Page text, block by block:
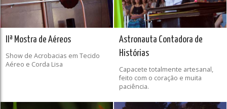
IIª Mostra de Aéreos
Show de Acrobacias em Tecido
Aéreo e Corda Lisa
Astronauta Contadora de
Histórias
Capacete totalmente artesanal,
feito com o coração e muita
paciência.